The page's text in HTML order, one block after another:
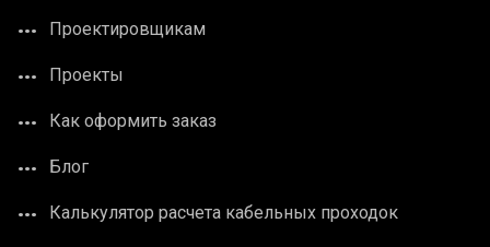
Проектировщикам
Проекты
Как оформить заказ
Блог
Калькулятор расчета кабельных проходок